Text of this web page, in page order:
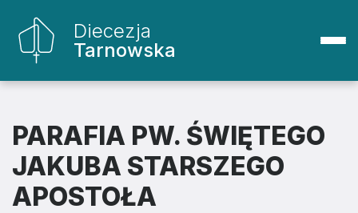
Diecezja
Tarnowska
PARAFIA PW. ŚWIĘTEGO
JAKUBA STARSZEGO
APOSTOŁA